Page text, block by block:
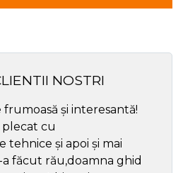
NOSTRI
și interesantă!
plecat cu
și apoi și mai
făcut rău,doamna ghid